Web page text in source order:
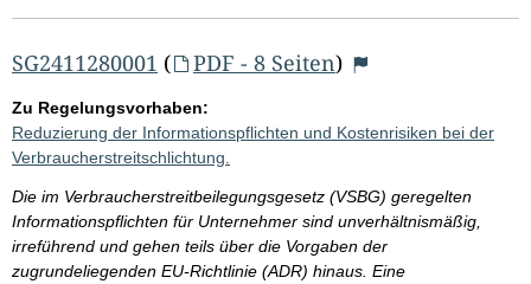
SG2411280001 ( PDF - 8 Seiten)
Zu Regelungsvorhaben:
Reduzierung der Informationspflichten und Kostenrisiken bei der
Verbraucherstreitschlichtung.
Die im Verbraucherstreitbeilegungsgesetz (VSBG) geregelten
Informationspflichten für Unternehmer sind unverhältnismäßig,
irreführend und gehen teils über die Vorgaben der
zugrundeliegenden EU-Richtlinie (ADR) hinaus. Eine